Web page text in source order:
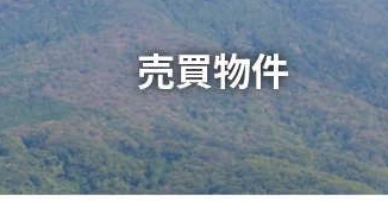
売買物件